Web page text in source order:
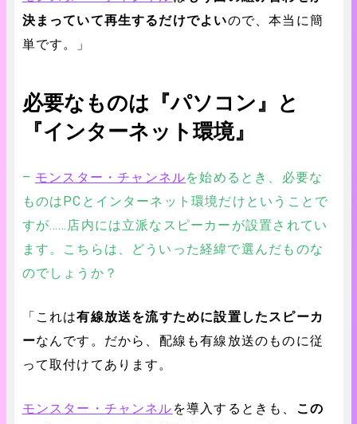
決まっていて再生するだけでよいので、本当に簡
単です。」
必要なものは『パソコン』と
『インターネット環境』
– モンスター・チャンネルを始めるとき、必要な
ものはPCとインターネット環境だけということで
すが……店内には立派なスピーカーが設置されてい
ます。こちらは、どういった経緯で選んだものな
のでしょうか？
「これは有線放送を流すために設置したスピーカ
ーなんです。だから、配線も有線放送のものに従
って取付けてあります。
モンスター・チャンネル を導入するときも、 この